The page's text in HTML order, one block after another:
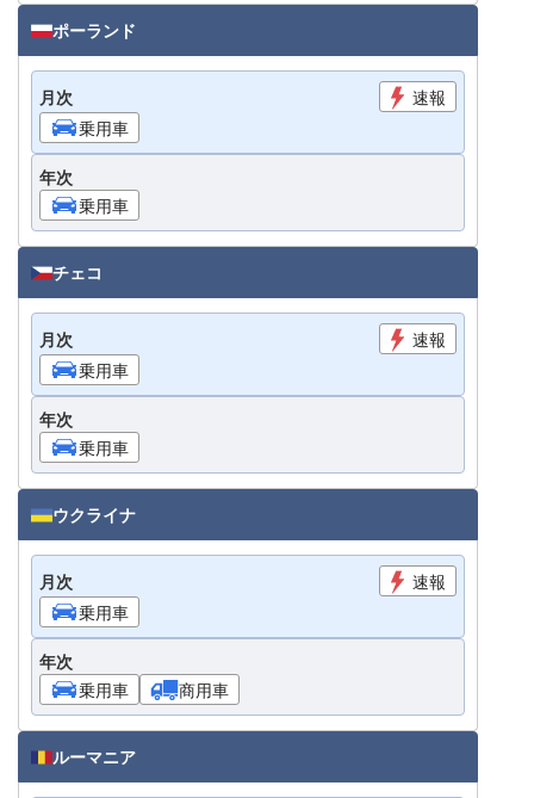
ポーランド
月次
速報
乗用車
年次
乗用車
チェコ
月次
速報
乗用車
年次
乗用車
ウクライナ
月次
速報
乗用車
年次
乗用車
商用車
ルーマニア